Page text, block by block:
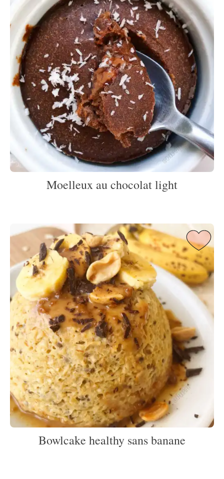
Moelleux au chocolat light
Bowlcake healthy sans banane